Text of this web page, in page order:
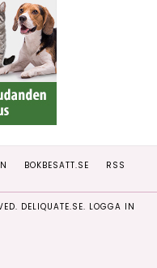
BOKBESATT.SE RSS
DELIQUATE.SE. LOGGA IN